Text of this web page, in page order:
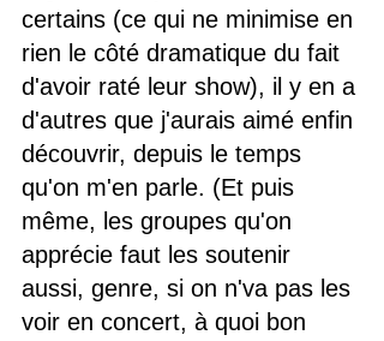
certains (ce qui ne minimise en
rien le côté dramatique du fait
d'avoir raté leur show), il y en a
d'autres que j'aurais aimé enfin
découvrir, depuis le temps
qu'on m'en parle. (Et puis
même, les groupes qu'on
apprécie faut les soutenir
aussi, genre, si on n'va pas les
voir en concert, à quoi bon